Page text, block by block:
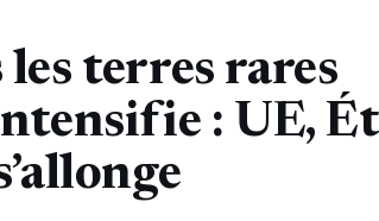
les terres rares
: UE,